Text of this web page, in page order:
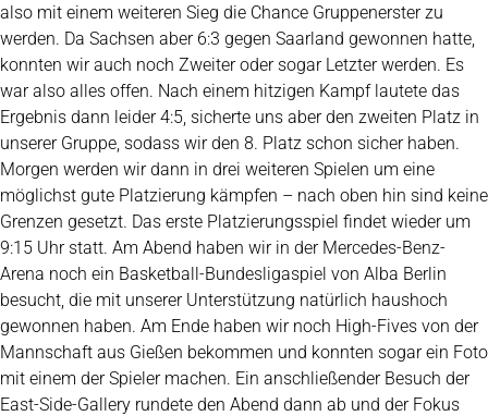
also mit einem weiteren Sieg die Chance Gruppenerster zu
werden. Da Sachsen aber 6:3 gegen Saarland gewonnen hatte,
konnten wir auch noch Zweiter oder sogar Letzter werden. Es
war also alles offen. Nach einem hitzigen Kampf lautete das
Ergebnis dann leider 4:5, sicherte uns aber den zweiten Platz in
unserer Gruppe, sodass wir den 8. Platz schon sicher haben.
Morgen werden wir dann in drei weiteren Spielen um eine
möglichst gute Platzierung kämpfen – nach oben hin sind keine
Grenzen gesetzt. Das erste Platzierungsspiel findet wieder um
9:15 Uhr statt. Am Abend haben wir in der Mercedes-Benz-
Arena noch ein Basketball-Bundesligaspiel von Alba Berlin
besucht, die mit unserer Unterstützung natürlich haushoch
gewonnen haben. Am Ende haben wir noch High-Fives von der
Mannschaft aus Gießen bekommen und konnten sogar ein Foto
mit einem der Spieler machen. Ein anschließender Besuch der
East-Side-Gallery rundete den Abend dann ab und der Fokus